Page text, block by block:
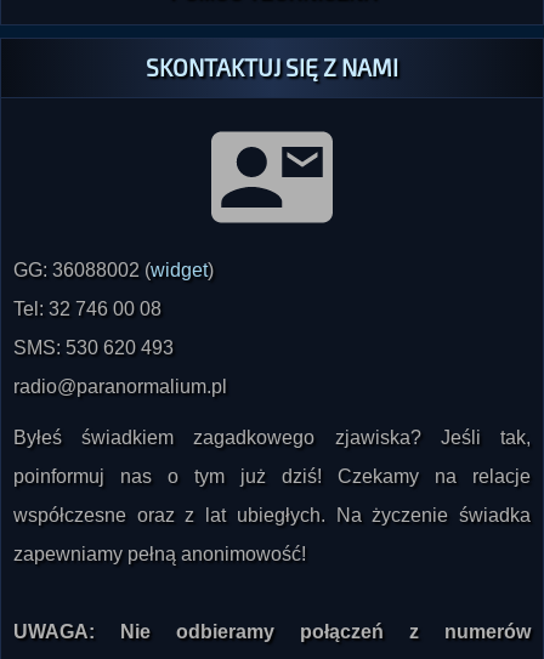
SKONTAKTUJ SIĘ Z NAMI
GG: 36088002 (widget)
Tel: 32 746 00 08
SMS: 530 620 493
radio@paranormalium.pl
Byłeś świadkiem zagadkowego zjawiska? Jeśli tak,
poinformuj nas o tym już dziś! Czekamy na relacje
współczesne oraz z lat ubiegłych. Na życzenie świadka
zapewniamy pełną anonimowość!
UWAGA: Nie odbieramy połączeń z numerów